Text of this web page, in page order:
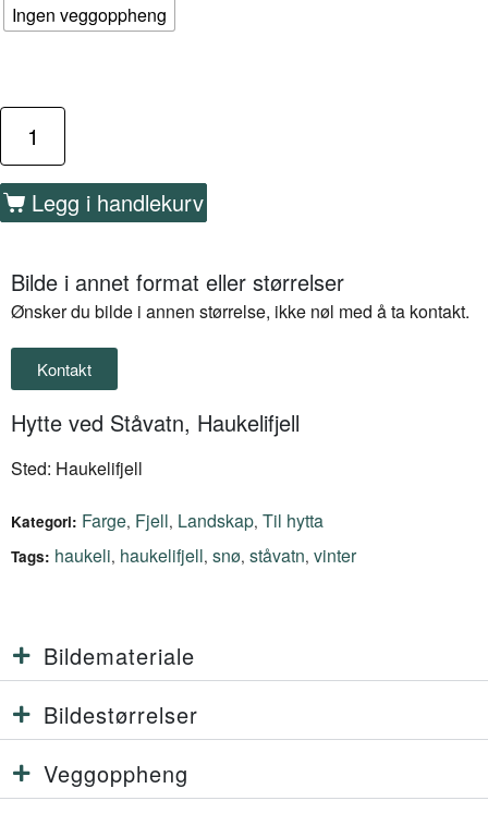
Ingen veggoppheng
Legg i handlekurv
Bilde i annet format eller størrelser
Ønsker du bilde i annen størrelse, ikke nøl med å ta kontakt.
Kontakt
Hytte ved Ståvatn, Haukelifjell
Sted: Haukelifjell
Kategori: Farge, Fjell, Landskap, Til hytta
Tags: haukeli, haukelifjell, snø, ståvatn, vinter
Bildemateriale
Bildestørrelser
Veggoppheng